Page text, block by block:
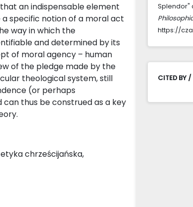
an indispensable element
specific notion of a moral act
way in which the
and determined by its
of moral agency – human
of the pledge made by the
theological system, still
(or perhaps
thus be construed as a key
chrześcijańska,
Splendor"
https://
CITED BY /